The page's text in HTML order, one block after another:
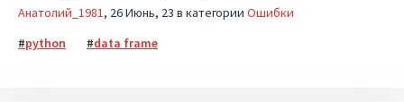
Анатолий_1981 26 Июнь, 23 в категории Ошибки
python
data frame